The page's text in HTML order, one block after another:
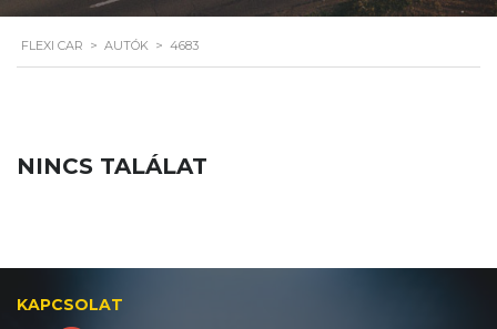
FLEXI CAR > AUTÓK > 4683
NINCS TALÁLAT
KAPCSOLAT